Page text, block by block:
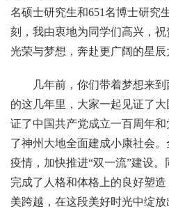
名硕士研究生和651名博士研究
刻，我由衷地为同学们高兴，
光荣与梦想，奔赴更广阔的星辰
几年前，你们带着梦想来
的这几年里，大家一起见证了
证了中国共产党成立一百周年
了神州大地全面建成小康社会
疫情，加快推进“双一流”建设
完成了人格和体格上的良好塑
美跨越，在这段美好时光中绽放